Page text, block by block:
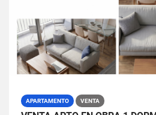
APARTAMENTO VENTA